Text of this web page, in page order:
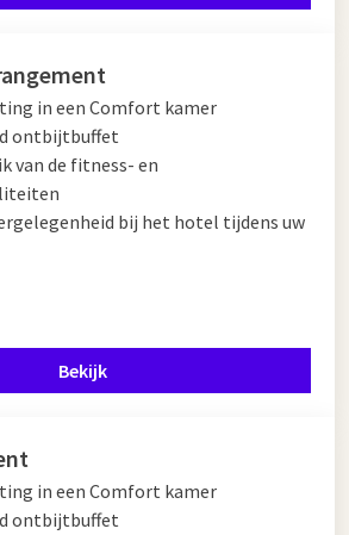
in een Comfort kamer
ontbijtbuffet
van de fitness- en
bij het hotel tijdens uw
Bekijk
in een Comfort kamer
ontbijtbuffet